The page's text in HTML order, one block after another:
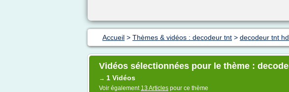
Accueil > Thèmes & vidéos : decodeur tnt > decodeur tnt
Vidéos sélectionnées pour le thème :
→ 1 Vidéos
Voir également 13 Articles pour ce thème